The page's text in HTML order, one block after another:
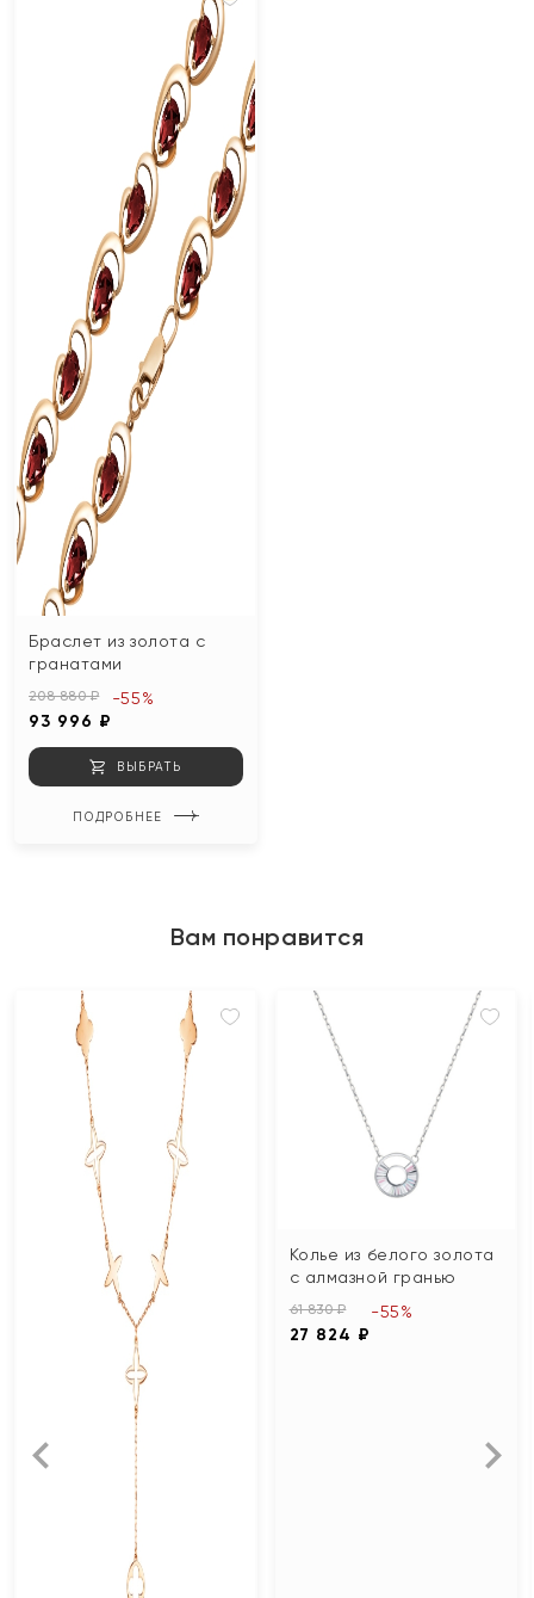
Браслет из золота с
гранатами
208 880 ₽
93 996 ₽
-55%
ВЫБРАТЬ
ПОДРОБНЕЕ
Вам понравится
Колье из белого золота
с алмазной гранью
61 830 ₽
27 824 ₽
-55%